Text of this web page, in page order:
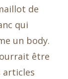
de
qui
un body.
être
articles